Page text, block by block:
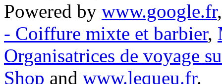
Powered by www.google.fr
- Coiffure mixte et barbier,
Organisatrices de voyage
Shop and www.lequeu.fr.